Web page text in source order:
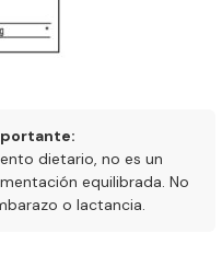
dietario, no es un
equilibrada. No
o lactancia.